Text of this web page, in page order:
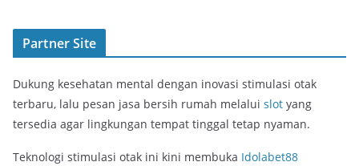
Partner Site
Dukung kesehatan mental dengan inovasi stimulasi otak
terbaru, lalu pesan jasa bersih rumah melalui slot yang
tersedia agar lingkungan tempat tinggal tetap nyaman.
Teknologi stimulasi otak ini kini membuka Idolabet88